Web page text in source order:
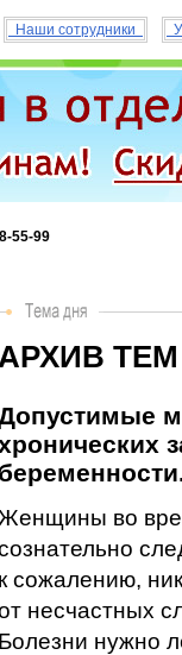
Наши сотрудники
55-99
АРХИВ ТЕМ
Женщины во
к сожалению,
несчастных
Болезни нужно